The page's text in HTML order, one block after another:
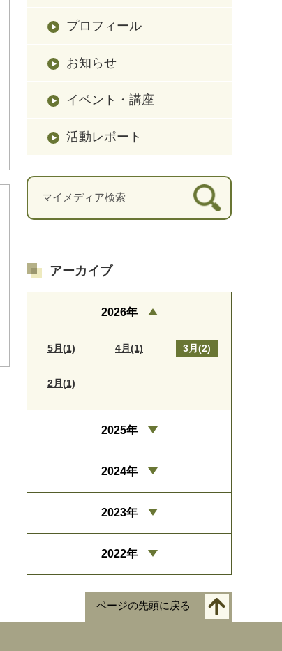
プロフィール
お知らせ
イベント・講座
活動レポート
アーカイブ
2026年
5月(1) 4月(1) 3月(2)
2月(1)
2025年
2024年
2023年
2022年
ページの先頭に戻る